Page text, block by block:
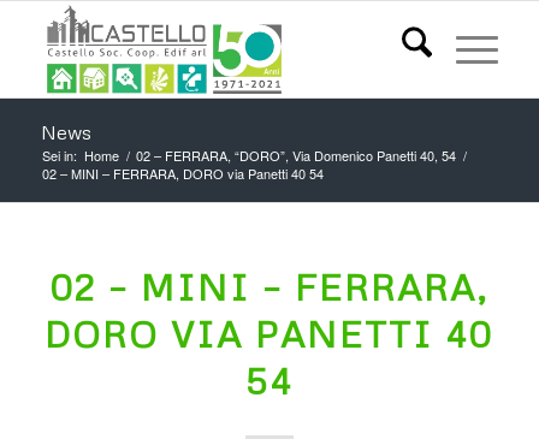
News
Sei in: Home / 02 – FERRARA, “DORO”, Via Domenico Panetti 40, 54 /
02 – MINI – FERRARA, DORO via Panetti 40 54
02 – MINI – FERRARA,
DORO VIA PANETTI 40
54